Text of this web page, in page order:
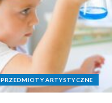
PRZEDMIOTY ARTYSTYCZNE